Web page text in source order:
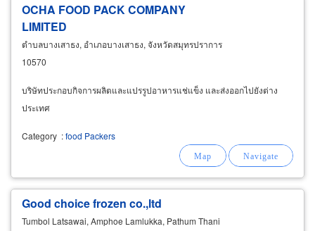
OCHA FOOD PACK COMPANY
LIMITED
ตำบลบางเสาธง, อำเภอบางเสาธง, จังหวัดสมุทรปราการ
10570
บริษัทประกอบกิจการผลิตและแปรรูปอาหารแช่แข็ง และส่งออกไปยังต่าง
ประเทศ
Category :food Packers
Good choice frozen co.,ltd
Tumbol Latsawai, Amphoe Lamlukka, Pathum Thani